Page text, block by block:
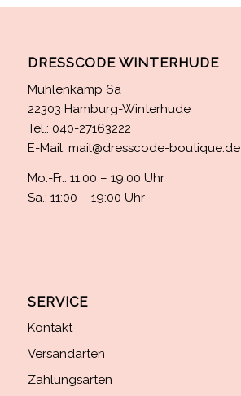
DRESSCODE WINTERHUDE
Mühlenkamp 6a
22303 Hamburg-Winterhude
Tel.: 040-27163222
E-Mail: mail@dresscode-boutique.de
Mo.-Fr.: 11:00 – 19:00 Uhr
Sa.: 11:00 – 19:00 Uhr
SERVICE
Kontakt
Versandarten
Zahlungsarten